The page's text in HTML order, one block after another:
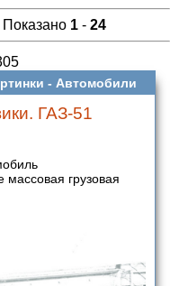
1- 24
- Автомобили
ГАЗ-51
массовая грузовая